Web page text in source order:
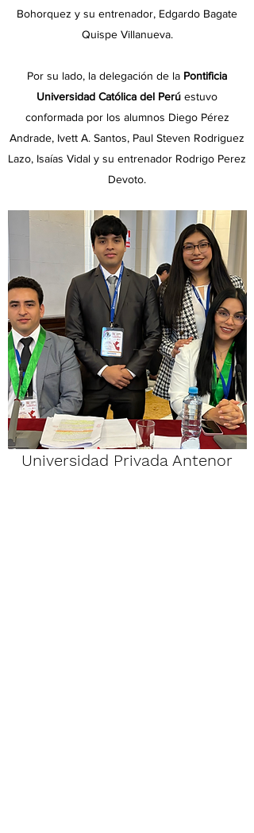
Bohorquez y su entrenador, Edgardo Bagate
Quispe Villanueva.
Por su lado, la delegación de la Pontificia
Universidad Católica del Perú estuvo
conformada por los alumnos Diego Pérez
Andrade, ⁠Ivett A. Santos, ⁠Paul Steven Rodriguez
Lazo, ⁠Isaías Vidal y su entrenador Rodrigo Perez
Devoto.
Universidad Privada Antenor